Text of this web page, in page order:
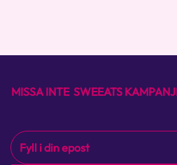
MISSA INTE SWEEATS